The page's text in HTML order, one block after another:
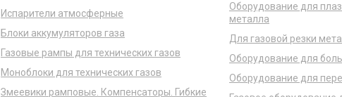
Испарители атмосферные
Блоки аккумуляторов газа
Газовые рампы для технических газов
Моноблоки для технических газов
Змеевики рамповые. Компенсаторы. Гибкие
Оборудование для
металла
Для газовой резки
Оборудование для
Оборудование для